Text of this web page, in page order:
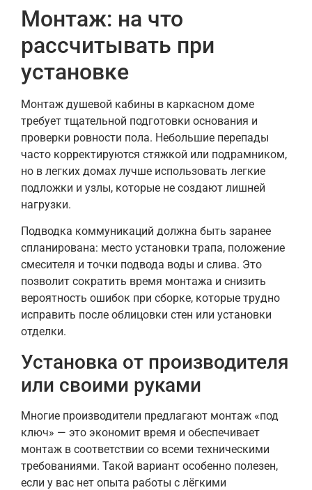
Монтаж: на что
рассчитывать при
установке
Монтаж душевой кабины в каркасном доме
требует тщательной подготовки основания и
проверки ровности пола. Небольшие перепады
часто корректируются стяжкой или подрамником,
но в легких домах лучше использовать легкие
подложки и узлы, которые не создают лишней
нагрузки.
Подводка коммуникаций должна быть заранее
спланирована: место установки трапа, положение
смесителя и точки подвода воды и слива. Это
позволит сократить время монтажа и снизить
вероятность ошибок при сборке, которые трудно
исправить после облицовки стен или установки
отделки.
Установка от производителя
или своими руками
Многие производители предлагают монтаж «под
ключ» — это экономит время и обеспечивает
монтаж в соответствии со всеми техническими
требованиями. Такой вариант особенно полезен,
если у вас нет опыта работы с лёгкими